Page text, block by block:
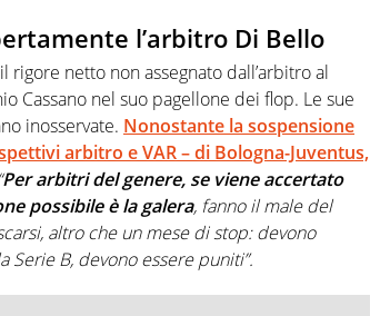
l’arbitro Di Bello
rigore netto non assegnato dall’arbitro al
Cassano nel suo pagellone dei flop. Le sue
inosservate. Nonostante la sospensione
arbitro e VAR – di Bologna-Juventus,
“Per arbitri del genere, se viene accertato
possibile è la galera, fanno il male del
altro che un mese di stop: devono
B, devono essere puniti”.